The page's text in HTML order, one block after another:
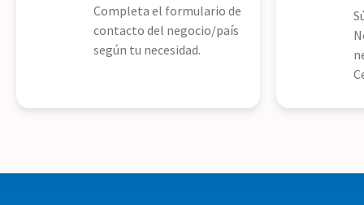
Completa el formulario de
contacto del negocio/país
según tu necesidad.